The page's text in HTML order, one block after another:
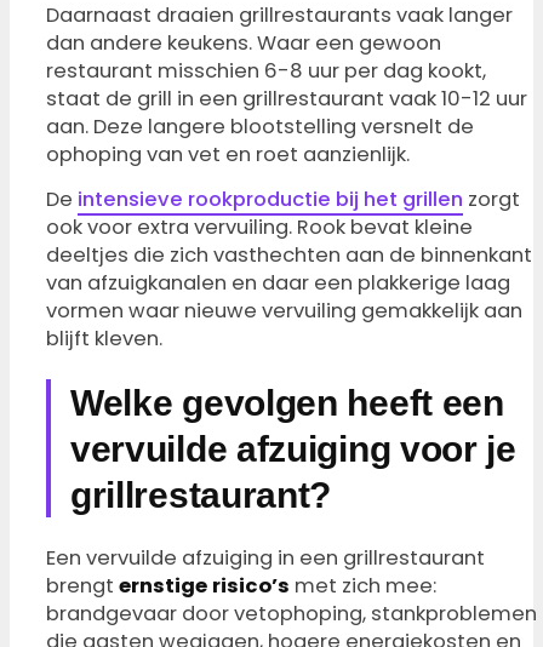
Daarnaast draaien grillrestaurants vaak langer
dan andere keukens. Waar een gewoon
restaurant misschien 6-8 uur per dag kookt,
staat de grill in een grillrestaurant vaak 10-12 uur
aan. Deze langere blootstelling versnelt de
ophoping van vet en roet aanzienlijk.
De intensieve rookproductie bij het grillen zorgt
ook voor extra vervuiling. Rook bevat kleine
deeltjes die zich vasthechten aan de binnenkant
van afzuigkanalen en daar een plakkerige laag
vormen waar nieuwe vervuiling gemakkelijk aan
blijft kleven.
Welke gevolgen heeft een
vervuilde afzuiging voor je
grillrestaurant?
Een vervuilde afzuiging in een grillrestaurant
brengt ernstige risico’s met zich mee:
brandgevaar door vetophoping, stankproblemen